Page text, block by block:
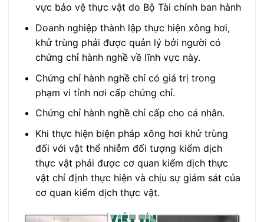
vực bảo vệ thực vật do Bộ Tài chính ban hành
Doanh nghiệp thành lập thực hiện xông hơi,
khử trùng phải được quản lý bởi người có
chứng chỉ hành nghề về lĩnh vực này.
Chứng chỉ hành nghề chỉ có giá trị trong
phạm vi tỉnh nơi cấp chứng chỉ.
Chứng chỉ hành nghề chỉ cấp cho cá nhân.
Khi thực hiện biện pháp xông hơi khử trùng
đối với vật thể nhiễm đối tượng kiểm dịch
thực vật phải được cơ quan kiểm dịch thực
vật chỉ định thực hiện và chịu sự giám sát của
cơ quan kiểm dịch thực vật.